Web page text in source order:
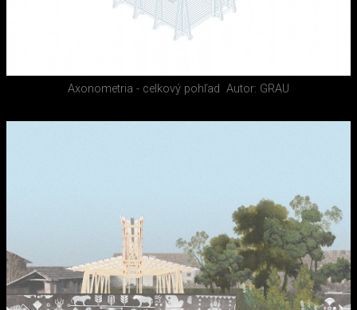
Axonometria - celkový pohľad Autor: GRAU